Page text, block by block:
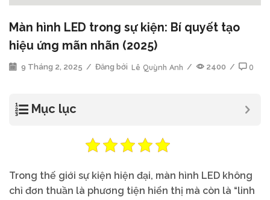
Màn hình LED trong sự kiện: Bí quyết tạo
hiệu ứng mãn nhãn (2025)
9 Tháng 2, 2025 / Đăng bởi Lê Quỳnh Anh / 2400 / 0
Mục lục
Trong thế giới sự kiện hiện đại, màn hình LED không
chỉ đơn thuần là phương tiện hiển thị mà còn là “linh